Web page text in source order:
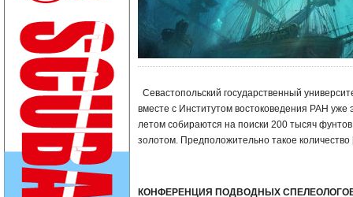
Севастопольский государственный
вместе с Институтом востоковедения РАН уже
летом собираются на поиски 200 тысяч фунтов
золотом. Предположительно такое
КОНФЕРЕНЦИЯ ПОДВОДНЫХ